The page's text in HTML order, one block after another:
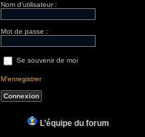
Nom d’utilisateur :
Mot de passe :
Se souvenir de moi
M’enregistrer
L’équipe du forum